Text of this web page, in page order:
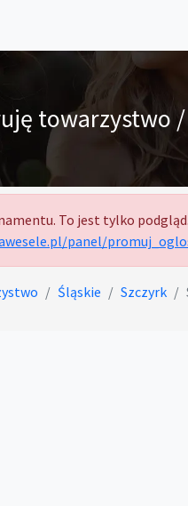
towarzystwo /
To jest tylko
panel/
Śląskie Szczyrk